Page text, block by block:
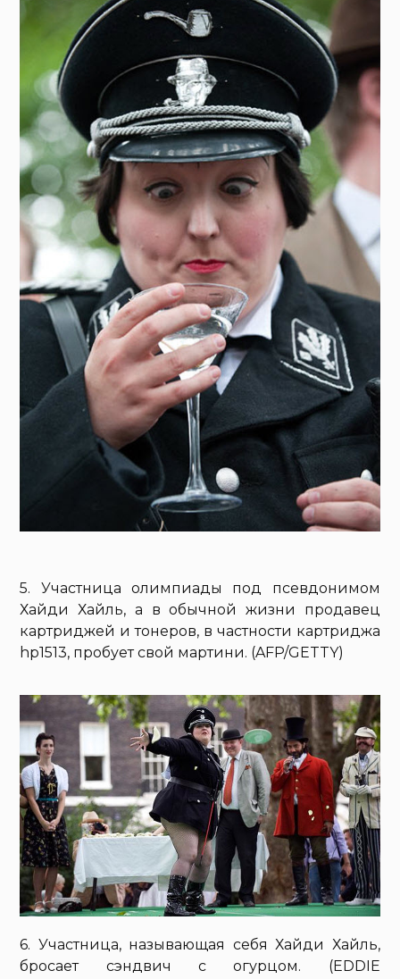
5. Участница олимпиады под псевдонимом
Хайди Хайль, а в обычной жизни продавец
картриджей и тонеров, в частности картриджа
hp1513, пробует свой мартини. (AFP/GETTY)
6. Участница, называющая себя Хайди Хайль,
бросает сэндвич с огурцом. (EDDIE